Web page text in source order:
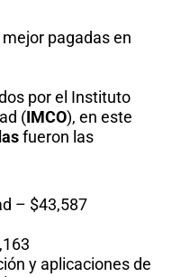
pagadas en
por el Instituto
(IMCO), en este
fueron las
– $43,587
y aplicaciones de